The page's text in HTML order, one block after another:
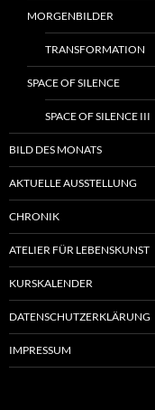
MORGENBILDER
TRANSFORMATION
SPACE OF SILENCE
SPACE OF SILENCE III
BILD DES MONATS
AKTUELLE AUSSTELLUNG
CHRONIK
ATELIER FÜR LEBENSKUNST
KURSKALENDER
DATENSCHUTZERKLÄRUNG
IMPRESSUM